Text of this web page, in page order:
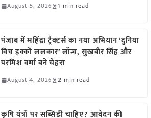
August 5, 2026 1 min read
पंजाब में महिंद्रा ट्रैक्टर्स का नया अभियान ‘दुनिया
विच इक्को ललकार’ लॉन्च, सुखबीर सिंह और
परमिश वर्मा बने चेहरा
August 4, 2026 2 min read
कृषि यंत्रों पर सब्सिडी चाहिए? आवेदन की